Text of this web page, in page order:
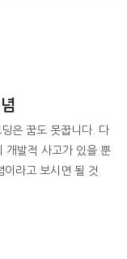
은 꿈도 못꿉니다. 다
개발적 사고가 있을 뿐
이라고 보시면 될 것